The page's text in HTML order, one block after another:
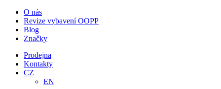
O nás
Revize vybavení OOPP
Blog
Značky
Prodejna
Kontakty
CZ
EN